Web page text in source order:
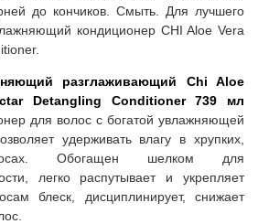
до кончиков. Смыть. Для лучшего
кондиционер CHI Aloe Vera
разглаживающий Chi Aloe
Detangling Conditioner 739 мл
для волос с богатой увлажняющей
удерживать влагу в хрупких,
Обогащен шелком для
легко распутывает и укрепляет
блеск, дисциплинирует, снижает